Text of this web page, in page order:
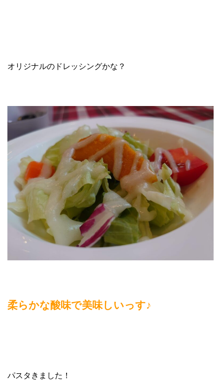
オリジナルのドレッシングかな？
柔らかな酸味で美味しいっす♪
パスタきました！